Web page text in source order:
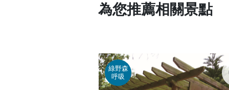
為您推薦相關景點
綠野森
呼吸